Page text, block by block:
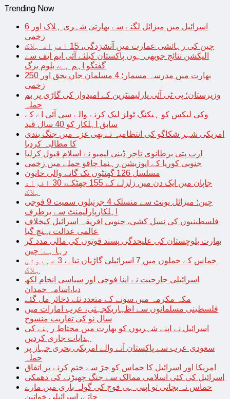
Trending Now
اسرائیل میں میزائل لگنے سے بھارتی شہری ہلاک اور 6
زخمی
چین کی رہائشی عمارت میں آتشزدگی، 15 افراد ہلاک
الیکشن نتائج جوبھی ہوں پاکستان کیلئے آئی ایم ایف سے
گفتگو اہم ہے، بلوم برگ
بھارت میں مدرسہ مسمار؛ 4 مسلمان جاں بحق اور 250
زخمی
وزیرستان؛ پی ٹی آئی پارلیمنٹرین کے امیدوار کی گاڑی پر بم
حملہ
وکی لیکس کو ہیکنگ ٹولز لیک کرنے والے سی آئی اے کے
سابق اہلکار کو 40 سال قید
امریکی شہر شکاگو کی انتظامیہ نے بھی غزہ میں جنگ بندی
کا مطالبہ کردیا
ارب پتی برطانوی تاجر ڈینی لیمبو نے اسلام قبول کرلیا
جنوبی کوریا کے اپوزیشن رہنما چاقو حملے میں زخمی
مسلسل 126 گھنٹوں تک گانے والی خاتون
جاپان میں ایک دن میں زلزلے کے 155 جھٹکے، 30 افراد
ہلاک
چین؛ میزائل یونٹ سے منسلک 4 جرنیلوں سمیت 9 فوجی
اہلکارپارلیمنٹ سے برطرف
فلسطینیوں کی نسل کشی، جنوبی افریقہ اسرائیل کیخلاف
عالمی عدالت پہنچ گیا
بھارت بلوچستان کی علیحدگی پسند قوتوں کی مالی مدد کر
رہا ہے: چین
حماس کے حملوں میں 7 اسرائیلی گاڑیاں تباہ، 3 صہیونی
ہلاک
اسرائیلی جارحیت نے اپنا فوجی اور سیاسی انجام لکھ
دیا،اسامہ حمدان
مکہ مکرمہ میں سونے کے متعدد نئے ذخائر مل گئے
فلسطینی مسلمانوں سے اظہاریکجہتی، عرب امارات میں
سال نو کی تقاریب منسوخ
اسرائیل نے اپنے شہریوں کو بھارت میں محتاط رہنے کی
ہدایات جاری کردیں
سعودی عرب سے پاکستان آنے والے امریکی بحری جہاز پر
حملہ
امریکا اور اسرائیل کا حماس کو جڑ سے ختم کرنے پر اتفاق
اسرائیل کی کئی اسلامی ممالک سے جنگ چھیڑنے کی دھمکی
حماس نہ بچاتی تو اپنی ہی فوج کی گولہ باری میں مارے
جاتے، اسرائیلی خواتین